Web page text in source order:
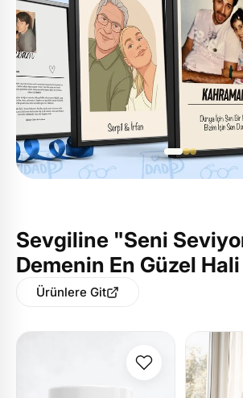
Sevgiline "Seni
Demenin En Güzel Hali
Ürünlere Git